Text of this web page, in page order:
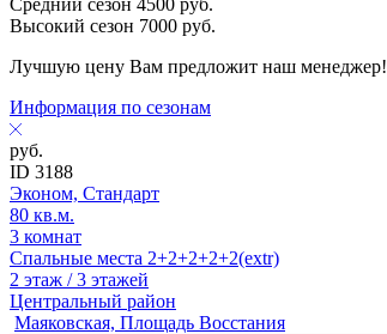
Высокий сезон 7000 руб.
Лучшую цену Вам предложит наш менеджер!
Информация по сезонам
руб.
ID 3188
Эконом, Стандарт
80 кв.м.
3 комнат
Спальные места 2+2+2+2+2(extr)
2 этаж / 3 этажей
Центральный район
Маяковская, Площадь Восстания